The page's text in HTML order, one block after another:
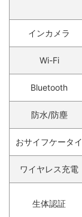
インカメラ
Wi-Fi
Bluetooth
防水/防塵
おサイフケータイ
ワイヤレス充電
生体認証